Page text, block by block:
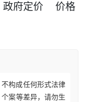
政府定价
价格
构成任何形式法律
案等差异，请勿生